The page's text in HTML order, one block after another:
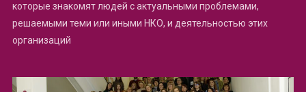
которые знакомят людей с актуальными проблемами,
решаемыми теми или иными НКО, и деятельностью этих
организаций